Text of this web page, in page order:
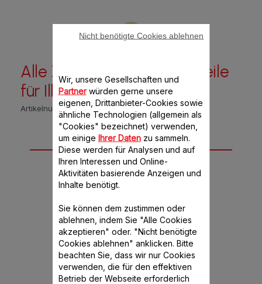
Alle Zubehör- und Ersatzteile
für Illico
Artikelnummer :DJ200031
5 Zubehör-Teil(e) für
dieses Produkt
Wir, unsere Gesellschaften und
Partnerwürden gerne unsere
eigenen, Drittanbieter-Cookies sowie
ähnliche Technologien (allgemein als
"Cookies" bezeichnet) verwenden,
um einige Ihrer Datenzu sammeln.
Diese werden für Analysen und auf
Ihren Interessen und Online-
Aktivitäten basierende Anzeigen und
Inhalte benötigt.
Sie können dem zustimmen oder
ablehnen, indem Sie "Alle Cookies
akzeptieren" oder. "Nicht benötigte
Cookies ablehnen" anklicken. Bitte
beachten Sie, dass wir nur Cookies
verwenden, die für den effektiven
Betrieb der Webseite erforderlich
Nicht benötigte Cookies ablehnen